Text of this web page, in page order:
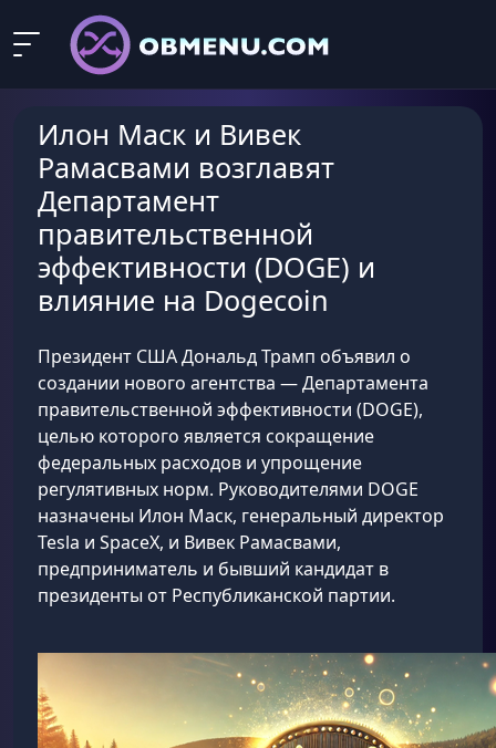
Илон Маск и Вивек
Рамасвами возглавят
Департамент
правительственной
эффективности (DOGE) и
влияние на Dogecoin
Президент США Дональд Трамп объявил о
создании нового агентства — Департамента
правительственной эффективности (DOGE),
целью которого является сокращение
федеральных расходов и упрощение
регулятивных норм. Руководителями DOGE
назначены Илон Маск, генеральный директор
Tesla и SpaceX, и Вивек Рамасвами,
предприниматель и бывший кандидат в
президенты от Республиканской партии.